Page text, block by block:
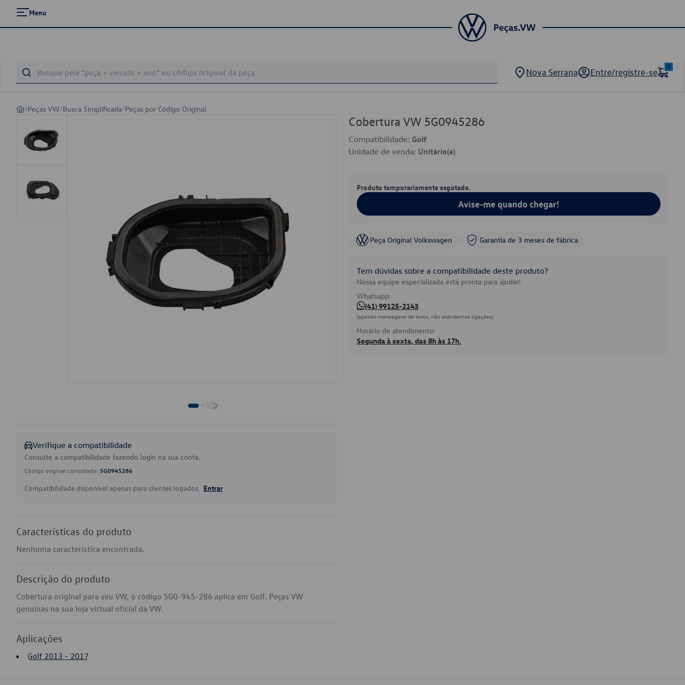
Menu
Nova Serrana Entre/registre-se
0
/Peças VW/Busca Simplificada/Peças por Código Original
Verifique a compatibilidade
Consulte a compatibilidade fazendo login na sua conta.
Código original consultado: 5G0945286
Compatibilidade disponível apenas para clientes logados. Entrar
Características do produto
Nenhuma característica encontrada.
Descrição do produto
Cobertura original para seu VW, o código 5G0-945-286 aplica em Golf. Peças VW
genuínas na sua loja virtual oficial da VW.
Aplicações
Golf 2013 - 2017
Cobertura VW 5G0945286
Compatibilidade: Golf
Unidade de venda: Unitário(a)
Produto temporariamente esgotado.
Avise-me quando chegar!
Peça Original Volkswagen Garantia de 3 meses de fábrica
Tem dúvidas sobre a compatibilidade deste produto?
Nossa equipe especializada está pronta para ajudar!
Whatsapp:
(41) 99125-2143
(apenas mensagens de texto, não atendemos ligações)
Horário de atendimento:
Segunda à sexta, das 8h às 17h.